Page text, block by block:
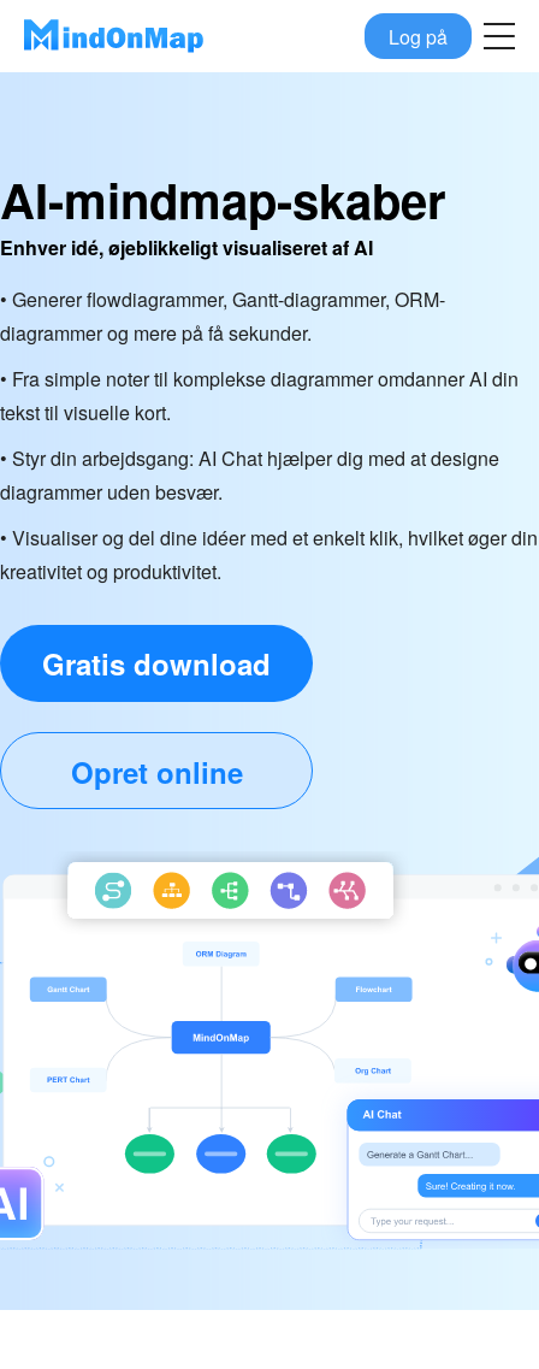
Log på
AI-mindmap-skaber
Enhver idé, øjeblikkeligt visualiseret af AI
• Generer flowdiagrammer, Gantt-diagrammer, ORM-
diagrammer og mere på få sekunder.
• Fra simple noter til komplekse diagrammer omdanner AI din
tekst til visuelle kort.
• Styr din arbejdsgang: AI Chat hjælper dig med at designe
diagrammer uden besvær.
• Visualiser og del dine idéer med et enkelt klik, hvilket øger din
kreativitet og produktivitet.
Gratis download
Opret online